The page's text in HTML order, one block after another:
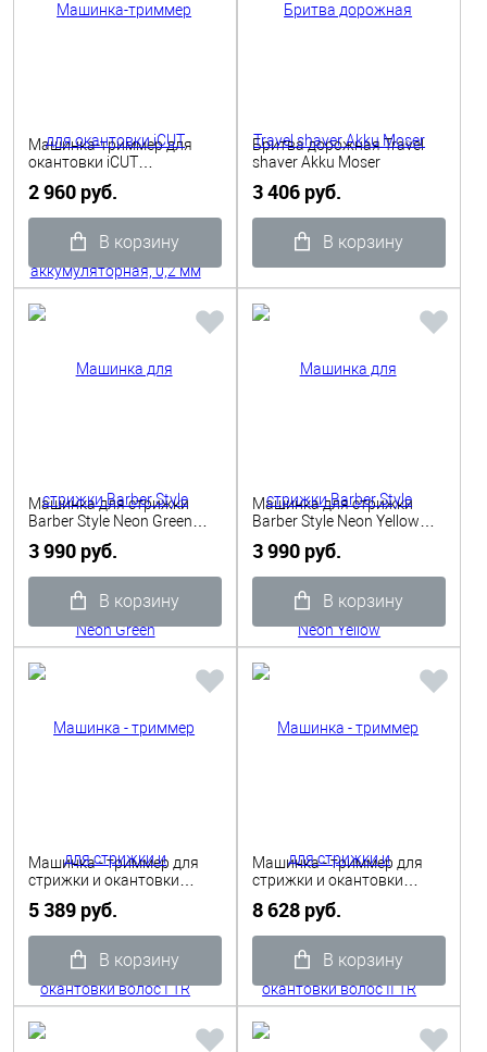
Машинка-триммер для
окантовки iCUT
нож Dewal
2 960 руб.
В корзину
Бритва дорожная Travel
shaver Akku Moser
3 406 руб.
В корзину
Машинка для стрижки
Barber Style Neon Green
0,8-2,0 мм Dewal
3 990 руб.
В корзину
Машинка для стрижки
Barber Style Neon Yellow
0,8-2,0 мм Dewal
3 990 руб.
В корзину
Машинка - триммер для
стрижки и окантовки
5 389 руб.
В корзину
Машинка - триммер для
стрижки и окантовки
8 628 руб.
В корзину